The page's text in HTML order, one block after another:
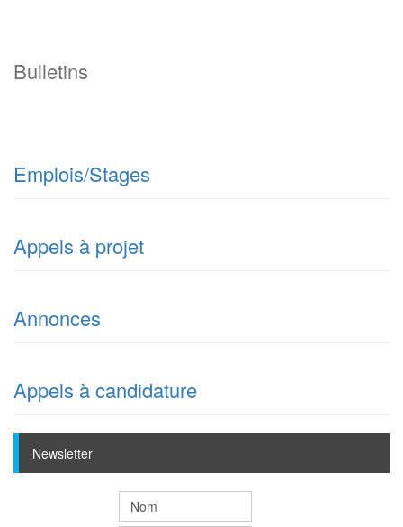
Bulletins
Emplois/Stages
Appels à projet
Annonces
Appels à candidature
Newsletter
Mois
précédent
Mois
suivant